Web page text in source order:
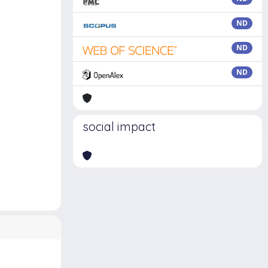
ND
ND
ND
social impact